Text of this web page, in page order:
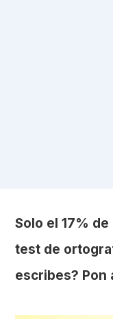
Solo el 17%
test de
escribes? Pon